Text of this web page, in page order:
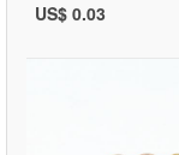
US$ 0.03